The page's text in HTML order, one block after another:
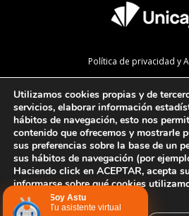
Política de privacidad y
Política de
Mapa de la web
Preguntas
Configurar
Soy Astu
Tu asistente virtual
Utilizamos cookies propias y de
servicios, elaborar información
hábitos de navegación, esto nos
contenido que ofrecemos y mostrarle
sus preferencias sobre la base de un
sus hábitos de navegación (por
Haciendo click en ACEPTAR, acepta
informarse sobre qué cookies
AJUSTES.